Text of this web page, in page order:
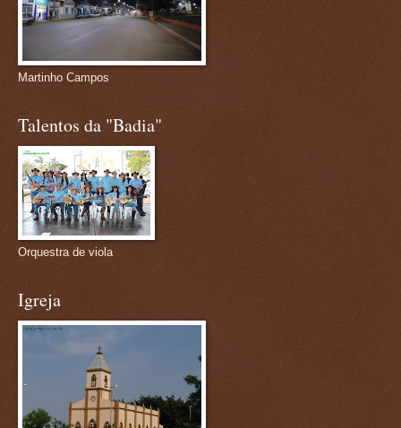
Martinho Campos
Talentos da "Badia"
Orquestra de viola
Igreja